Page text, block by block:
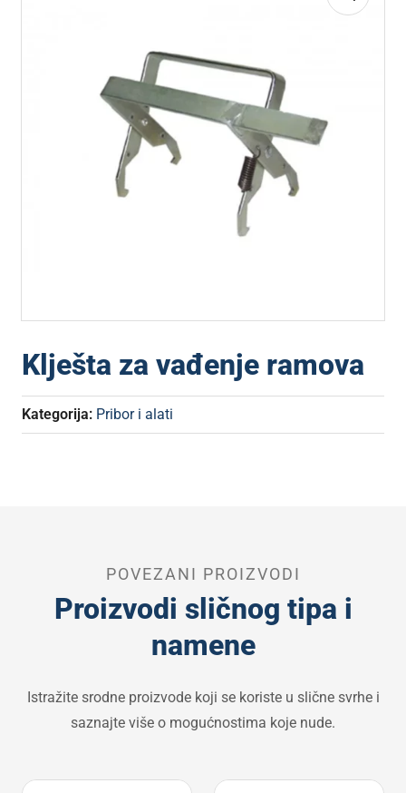
Klješta za vađenje ramova
Kategorija: Pribor i alati
POVEZANI PROIZVODI
Proizvodi sličnog tipa i
namene
Istražite srodne proizvode koji se koriste u slične svrhe i
saznajte više o mogućnostima koje nude.